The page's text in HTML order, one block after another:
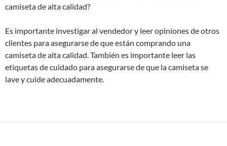
camiseta de alta calidad?
Es importante investigar al vendedor y leer opiniones de otros
clientes para asegurarse de que están comprando una
camiseta de alta calidad. También es importante leer las
etiquetas de cuidado para asegurarse de que la camiseta se
lave y cuide adecuadamente.